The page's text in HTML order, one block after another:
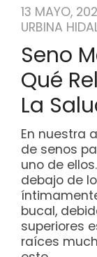
13 MAYO,
URBINA
Seno
Qué
La
En nuestra
de senos
uno de
debajo de
bucal,
superiores
raíces